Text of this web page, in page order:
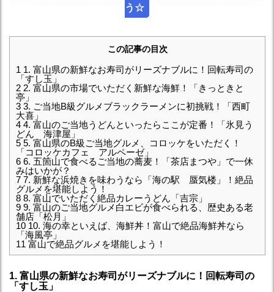
う☆
この記事の目次
1 1. 富山県の新鮮なお寿司がリーズナブルに！回転寿司の
「すし玉」
2 2. 富山県の市場でいただく新鮮な海鮮！「きっときと
亭」
3 3. ご当地B級グルメブラックラーメンに初挑戦！「西町
大喜」
4 4. 富山のご当地うどんといったらここが定番！「氷見う
どん 海津屋」
5 5. 富山県のB級ご当地グルメ、コロッケをいただく！
「コロッケカフェ アルペーゼ」
6 6. 五箇山で食べるご当地の蕎麦！「茶店まつや」で一休
みはいかが？
7 7. 新鮮な浜焼きを味わうなら「海の駅 蜃気楼」！絶品
グルメを堪能しよう！
8 8. 富山でいただく絶品カレーうどん「吉宗」
9 9. 富山のご当地グルメ白エビが食べられる、歴史ある老
舗店「松月」
10 10. 海の幸といえば、海鮮丼！富山で絶品海鮮丼なら
「海風亭」
11 富山で絶品グルメを堪能しよう！
1. 富山県の新鮮なお寿司がリーズナブルに！回転寿司の
「すし玉」